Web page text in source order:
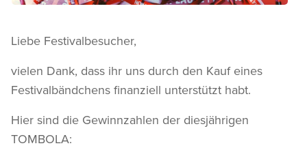
Liebe Festivalbesucher,
vielen Dank, dass ihr uns durch den Kauf eines
Festivalbändchens finanziell unterstützt habt.
Hier sind die Gewinnzahlen der diesjährigen
TOMBOLA: